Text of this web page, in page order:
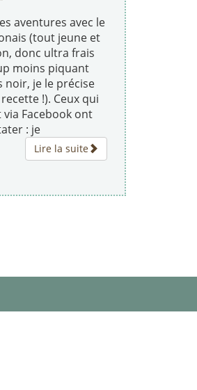
aventures avec le
(tout jeune et
donc ultra frais
moins piquant
noir, je le précise
!). Ceux qui
Facebook ont
: je
Lire la suite